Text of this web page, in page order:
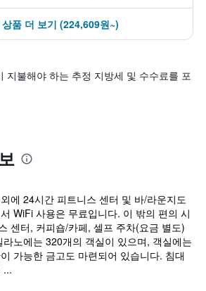
품 더 보기 (224,609원~)
지불해야 하는 추정 지방세 및 수수료를 포
에 24시간 피트니스 센터 및 바/라운지도
WiFi 사용은 무료입니다. 이 밖의 편의 시
센터, 커피숍/카페, 셀프 주차(요금 별도)
노에는 320개의 객실이 있으며, 객실에는
가능한 금고도 마련되어 있습니다. 침대
...